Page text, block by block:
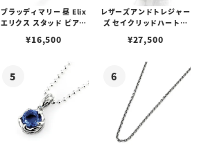
ブラッディマリー 昼 Elix
エリクス スタッド ピアス
¥16,500
レザーズアンドトレジャー
ズ セイクリッドハートピ
¥27,500